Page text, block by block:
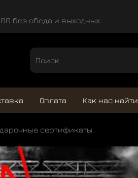
без обеда и выходных.
Оплата Как нас найти
сертификаты